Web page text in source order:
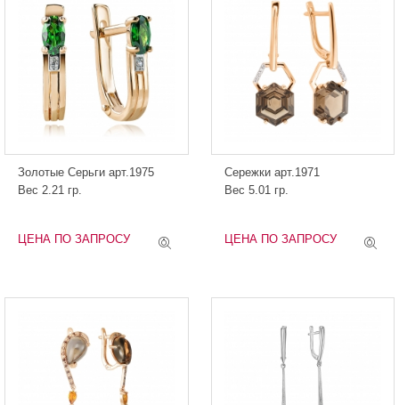
Золотые Серьги арт.1975
Вес 2.21 гр.
ЦЕНА ПО ЗАПРОСУ
Сережки арт.1971
Вес 5.01 гр.
ЦЕНА ПО ЗАПРОСУ